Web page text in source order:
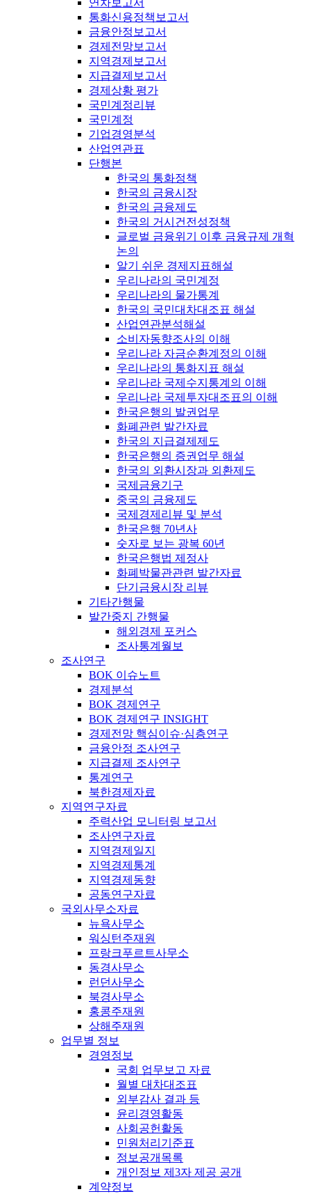
연차보고서
통화신용정책보고서
금융안정보고서
경제전망보고서
지역경제보고서
지급결제보고서
경제상황 평가
국민계정리뷰
국민계정
기업경영분석
산업연관표
단행본
한국의 통화정책
한국의 금융시장
한국의 금융제도
한국의 거시건전성정책
글로벌 금융위기 이후 금융규제 개혁
논의
알기 쉬운 경제지표해설
우리나라의 국민계정
우리나라의 물가통계
한국의 국민대차대조표 해설
산업연관분석해설
소비자동향조사의 이해
우리나라 자금순환계정의 이해
우리나라의 통화지표 해설
우리나라 국제수지통계의 이해
우리나라 국제투자대조표의 이해
한국은행의 발권업무
화폐관련 발간자료
한국의 지급결제제도
한국은행의 증권업무 해설
한국의 외환시장과 외환제도
국제금융기구
중국의 금융제도
국제경제리뷰 및 분석
한국은행 70년사
숫자로 보는 광복 60년
한국은행법 제정사
화폐박물관관련 발간자료
단기금융시장 리뷰
기타간행물
발간중지 간행물
해외경제 포커스
조사통계월보
조사연구
BOK 이슈노트
경제분석
BOK 경제연구
BOK 경제연구 INSIGHT
경제전망 핵심이슈·심층연구
금융안정 조사연구
지급결제 조사연구
통계연구
북한경제자료
지역연구자료
주력산업 모니터링 보고서
조사연구자료
지역경제일지
지역경제통계
지역경제동향
공동연구자료
국외사무소자료
뉴욕사무소
워싱턴주재원
프랑크푸르트사무소
동경사무소
런던사무소
북경사무소
홍콩주재원
상해주재원
업무별 정보
경영정보
국회 업무보고 자료
월별 대차대조표
외부감사 결과 등
윤리경영활동
사회공헌활동
민원처리기준표
정보공개목록
개인정보 제3자 제공 공개
계약정보